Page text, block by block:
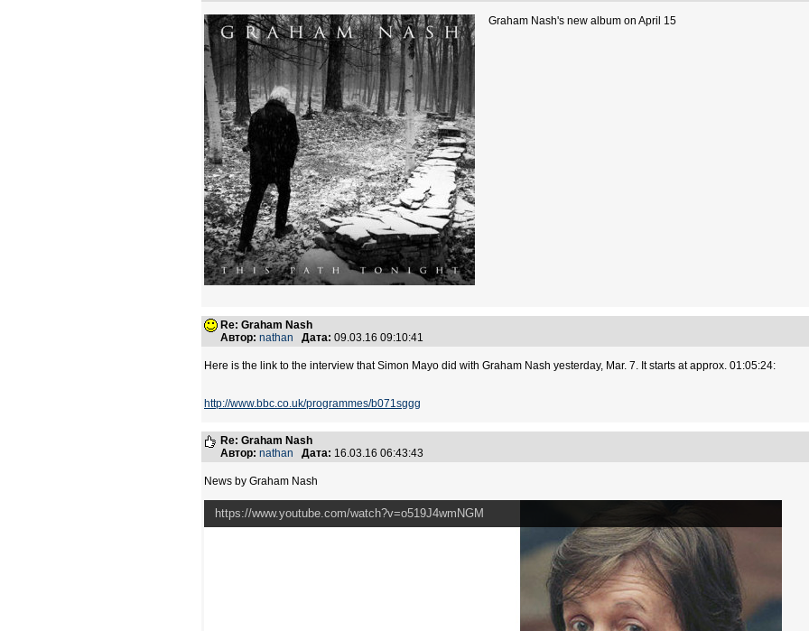
Graham Nash's new album on April 15
Re: Graham Nash
Автор: nathan Дата: 09.03.16 09:10:41
Here is the link to the interview that Simon Mayo did with Graham Nash yesterday, Mar. 7. It starts at approx. 01:05:24:
http://www.bbc.co.uk/programmes/b071sggg
Re: Graham Nash
Автор: nathan Дата: 16.03.16 06:43:43
News by Graham Nash
https://www.youtube.com/watch?v=o519J4wmNGM